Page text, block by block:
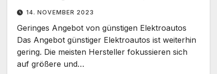
14. NOVEMBER 2023
Geringes Angebot von günstigen Elektroautos
Das Angebot günstiger Elektroautos ist weiterhin
gering. Die meisten Hersteller fokussieren sich
auf größere und…